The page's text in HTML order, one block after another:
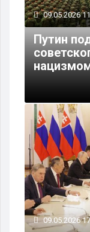
09.05.2026
Путин
09.05.2026